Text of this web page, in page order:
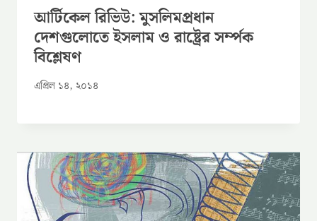
আর্টিকেল রিভিউ: মুসলিমপ্রধান
দেশগুলোতে ইসলাম ও রাষ্ট্রের সর্ম্পক
বিশ্লেষণ
এপ্রিল ১৪, ২০১৪